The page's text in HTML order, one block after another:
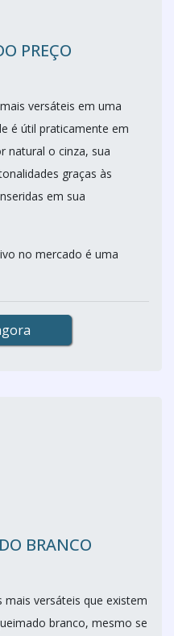
PREÇO
versáteis em uma
é útil praticamente em
natural o cinza, sua
graças às
em sua
no mercado é uma
BRANCO
versáteis que existem
branco, mesmo se